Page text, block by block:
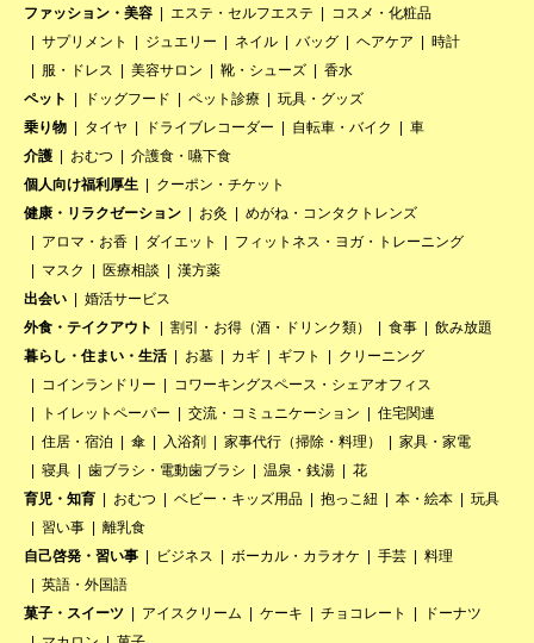
ファッション・美容
エステ・セルフエステ
コスメ・化粧品
サプリメント
ジュエリー ネイル バッグ ヘアケア
時計
服・ドレス
美容サロン 靴・シューズ
香水
ペット
ドッグフード ペット診療
玩具・グッズ
乗り物
タイヤ ドライブレコーダー 自転車・バイク
車
介護
おむつ
介護食・嚥下食
個人向け福利厚生
クーポン・チケット
健康・リラクゼーション
お灸
めがね・コンタクトレンズ
アロマ・お香
ダイエット
フィットネス・ヨガ・トレーニング
マスク
医療相談
漢方薬
出会い
婚活サービス
外食・テイクアウト
割引・お得（酒・ドリンク類） 食事
飲み放題
暮らし・住まい・生活
お墓 カギ ギフト
クリーニング
コインランドリー
コワーキングスペース・シェアオフィス
トイレットペーパー
交流・コミュニケーション
住宅関連
住居・宿泊
傘 入浴剤 家事代行（掃除・料理）
家具・家電
寝具
歯ブラシ・電動歯ブラシ 温泉・銭湯
花
育児・知育
おむつ ベビー・キッズ用品 抱っこ紐 本・絵本
玩具
習い事
離乳食
自己啓発・習い事
ビジネス ボーカル・カラオケ 手芸
料理
英語・外国語
菓子・スイーツ
アイスクリーム ケーキ チョコレート
ドーナツ